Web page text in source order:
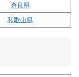
奈良県
和歌山県